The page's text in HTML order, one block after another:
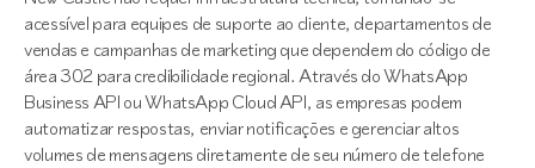
acessível para equipes de suporte ao cliente, departamentos de
vendas e campanhas de marketing que dependem do código de
área 302 para credibilidade regional. Através do WhatsApp
Business API ou WhatsApp Cloud API, as empresas podem
automatizar respostas, enviar notificações e gerenciar altos
volumes de mensagens diretamente de seu número de telefone